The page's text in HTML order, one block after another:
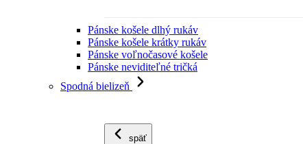
Pánske košele dlhý rukáv
Pánske košele krátky rukáv
Pánske voľnočasové košele
Pánske neviditeľné tričká
Spodná bielizeň
späť